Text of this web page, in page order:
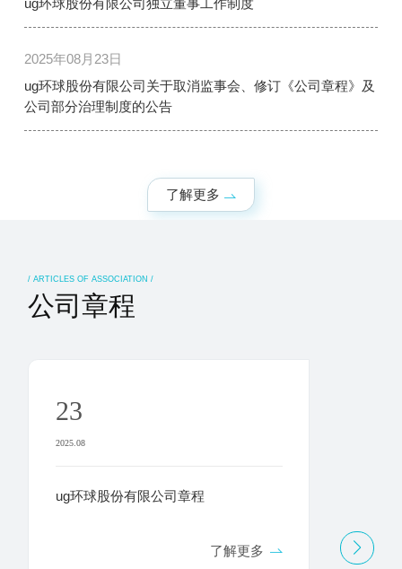
ug环球股份有限公司独立董事工作制度
2025年08月23日
ug环球股份有限公司关于取消监事会、修订《公司章程》及
公司部分治理制度的公告
了解更多
/ ARTICLES OF ASSOCIATION /
公司章程
23
2025.08
ug环球股份有限公司章程
了解更多